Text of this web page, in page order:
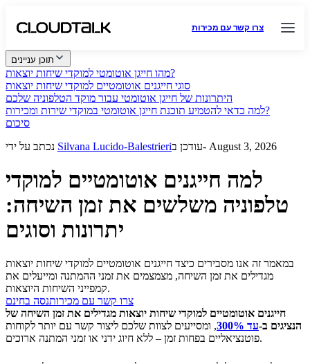
צרו קשר עם מכירות
תוכן עניינים
מהו חייגן אוטומטי למוקדי שיחות יוצאות?
סוגי חייגנים אוטומטיים למוקדי שיחות יוצאות
היתרונות של חייגן אוטומטי עבור מוקד הטלפוניה שלכם
למה כדאי להטמיע תוכנת חייגן אוטומטי במוקדי שירות ומכירות?
סיכום
Silvana Lucido-Balestrieri עודכן ב- August 3, 2026
למה חייגנים אוטומטיים למוקדי
טלפוניה משלשים את זמן השיחה:
יתרונות וסוגים
במאמר זה אנו מסבירים כיצד חייגנים אוטומטיים למוקדי שיחות יוצאות
מגדילים את זמן השיחה, מצמצמים את זמני ההמתנה ומייעלים את
קמפייני השיחות היוצאות.
צרו קשר עם מכירותנסה בחינם
חייגנים אוטומטיים למוקדי שיחות יוצאות מגדילים את זמן השיחה של
הנציגים ב-עד 300%
, ומסייעים לצוות שלכם ליצור קשר עם יותר לקוחות
פוטנציאליים בפחות זמן – ללא חיוג ידני או זמני המתנה ארוכים.